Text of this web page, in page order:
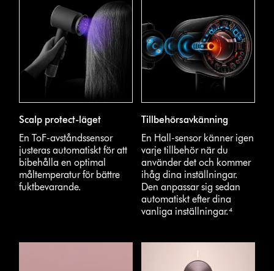
Scalp protect-läget
En ToF-avståndssensor
justeras automatiskt för att
bibehålla en optimal
måltemperatur för bättre
fuktbevarande.
Tillbehörsavkänning
En Hall-sensor känner igen
varje tillbehör när du
använder det och kommer
ihåg dina inställningar.
Den anpassar sig sedan
automatiskt efter dina
vanliga inställningar.⁴